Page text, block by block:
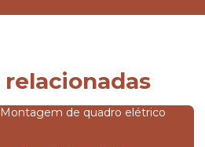
relacionadas